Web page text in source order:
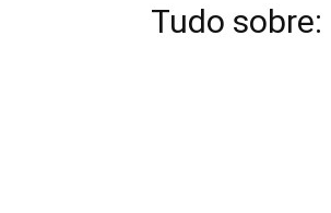
Tudo sobre: